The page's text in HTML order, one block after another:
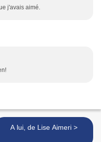
j'avais aimé.
A lui, de Lise Aimeri >